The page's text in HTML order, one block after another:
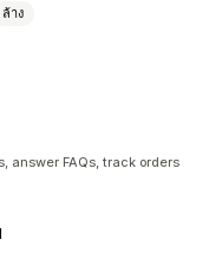
ล้าง
answer FAQs, track orders